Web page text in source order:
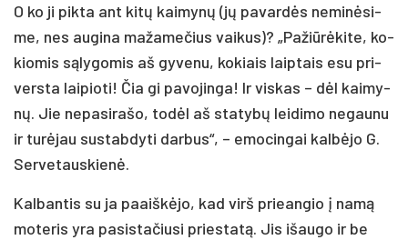
O ko ji pik­ta ant ki­tų kai­my­nų (jų pa­var­dės ne­mi­nė­si­
me, nes au­gi­na ma­ža­me­čius vai­kus)? „Pa­žiū­rė­ki­te, ko­
kio­mis są­ly­go­mis aš gy­ve­nu, ko­kiais laip­tais esu pri­
vers­ta lai­pio­ti! Čia gi pa­vo­jin­ga! Ir vis­kas – dėl kai­my­
nų. Jie ne­pa­si­ra­šo, to­dėl aš sta­ty­bų lei­di­mo ne­gau­nu
ir tu­rė­jau su­stab­dy­ti dar­bus“, – emo­cin­gai kal­bė­jo G.
Ser­ve­taus­kie­nė.
Kal­ban­tis su ja paaiš­kė­jo, kad virš priean­gio į na­mą
mo­te­ris yra pa­si­sta­čiu­si prie­sta­tą. Jis išau­go ir be